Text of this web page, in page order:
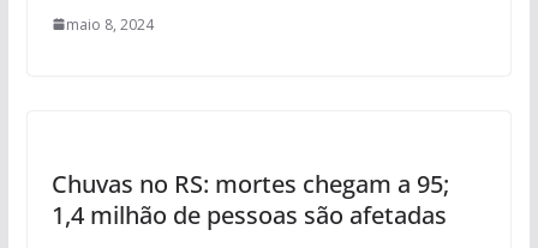
maio 8, 2024
Chuvas no RS: mortes chegam a 95;
1,4 milhão de pessoas são afetadas